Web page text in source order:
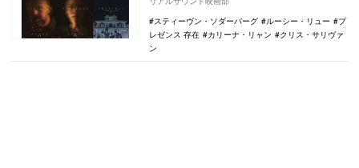
ーポス…
スティーヴン・ソダーバーグ
ルーシー・リュー
プ
レゼンス 存在
カリーナ・リャン
クリス・サリヴァ
ン